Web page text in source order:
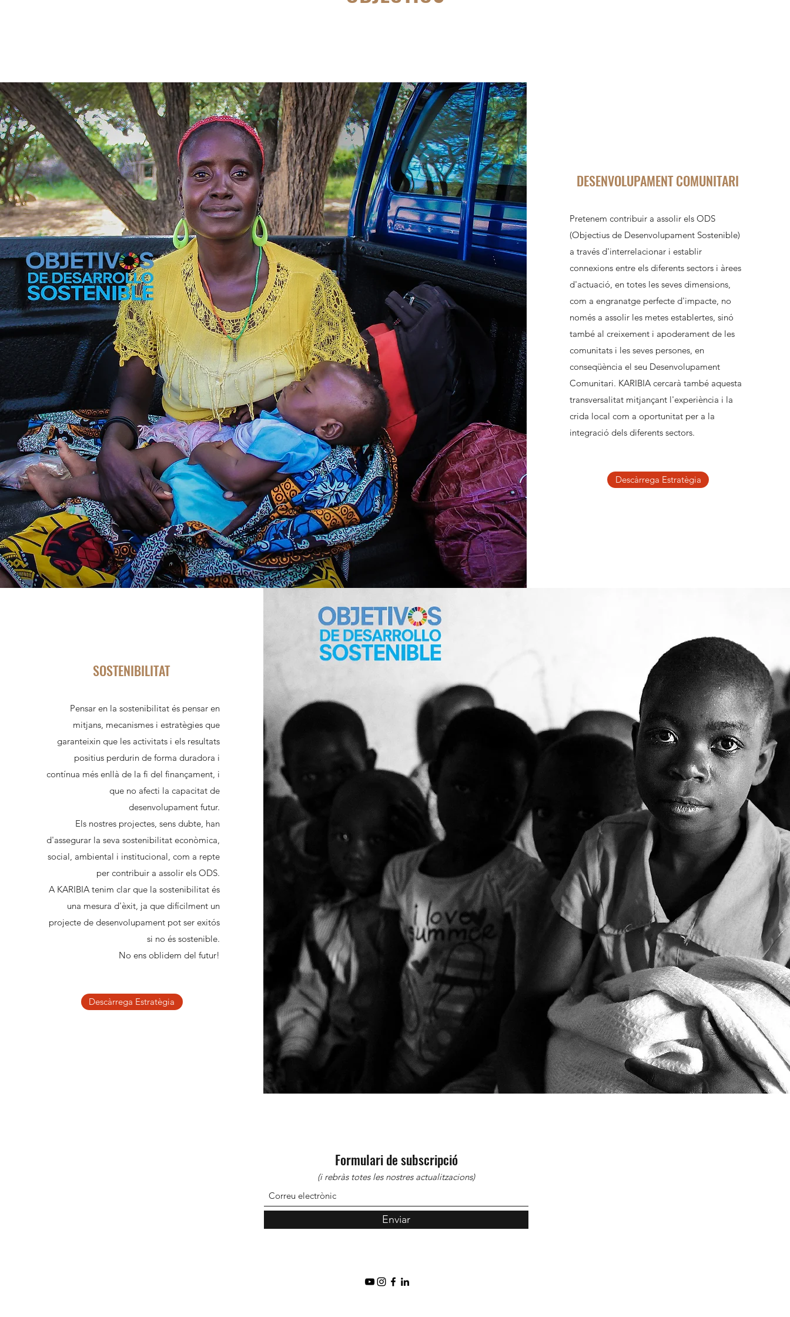
DESENVOLUPAMENT COMUNITARI
Pretenem contribuir a assolir els ODS
(Objectius de Desenvolupament Sostenible)
a través d'interrelacionar i establir
connexions entre els diferents sectors i àrees
d'actuació, en totes les seves dimensions,
com a engranatge perfecte d'impacte, no
només a assolir les metes establertes, sinó
també al creixement i apoderament de les
comunitats i les seves persones, en
conseqüència el seu Desenvolupament
Comunitari. KARIBIA cercarà també aquesta
transversalitat mitjançant l'experiència i la
crida local com a oportunitat per a la
integració dels diferents sectors.
Descàrrega Estratègia
SOSTENIBILITAT
Pensar en la sostenibilitat és pensar en
mitjans, mecanismes i estratègies que
garanteixin que les activitats i els resultats
positius perdurin de forma duradora i
contínua més enllà de la fi del finançament, i
que no afecti la capacitat de
desenvolupament futur.
Els nostres projectes, sens dubte, han
d'assegurar la seva sostenibilitat econòmica,
social, ambiental i institucional, com a repte
per contribuir a assolir els ODS.
A KARIBIA tenim clar que la sostenibilitat és
una mesura d'èxit, ja que difícilment un
projecte de desenvolupament pot ser exitós
si no és sostenible.
No ens oblidem del futur!
Descàrrega Estratègia
Formulari de subscripció
(i rebràs totes les nostres actualitzacions)
Enviar